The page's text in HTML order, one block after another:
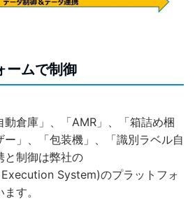
ームで制御
倉庫」、「AMR」、「箱詰め梱
」、「包装機」、「識別ラベル自
と制御は弊社の
System)のプラットフォ
す。